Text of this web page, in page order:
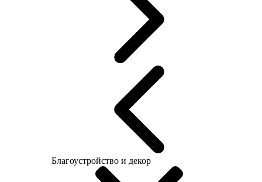
Благоустройство и декор